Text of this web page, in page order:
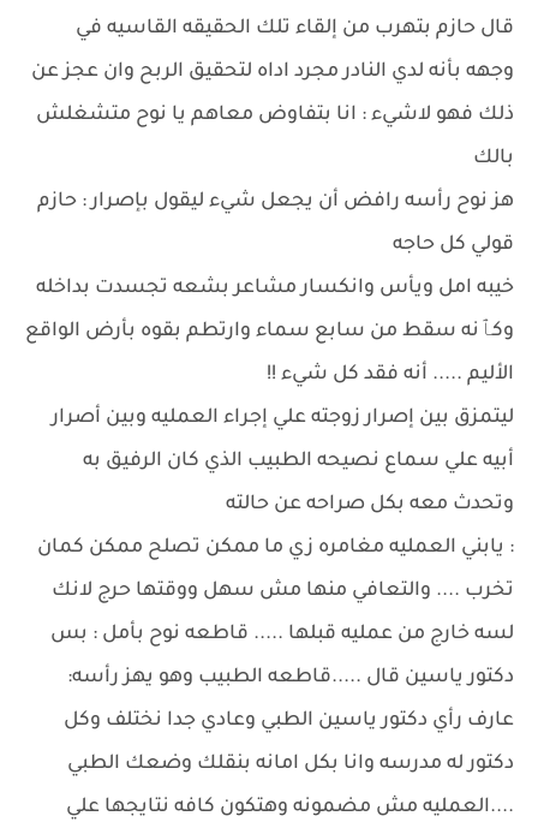
قال حازم بتهرب من إلقاء تلك الحقيقه القاسيه في
وجهه بأنه لدي النادر مجرد اداه لتحقيق الربح وان عجز عن
ذلك فهو لاشيء : انا بتفاوض معاهم يا نوح متشغلش
بالك
هز نوح رأسه رافض أن يجعل شيء ليقول بإصرار : حازم
قولي كل حاجه
خيبه امل ويأس وانكسار مشاعر بشعه تجسدت بداخله
وكٱنه سقط من سابع سماء وارتطم بقوه بأرض الواقع
الأليم ..... أنه فقد كل شيء !!
ليتمزق بين إصرار زوجته علي إجراء العمليه وبين أصرار
أبيه علي سماع نصيحه الطبيب الذي كان الرفيق به
وتحدث معه بكل صراحه عن حالته
: يابني العمليه مغامره زي ما ممكن تصلح ممكن كمان
تخرب .... والتعافي منها مش سهل ووقتها حرج لانك
لسه خارج من عمليه قبلها ..... قاطعه نوح بأمل : بس
دكتور ياسين قال .....قاطعه الطبيب وهو يهز رأسه:
عارف رأي دكتور ياسين الطبي وعادي جدا نختلف وكل
دكتور له مدرسه وانا بكل امانه بنقلك وضعك الطبي
....العمليه مش مضمونه وهتكون كافه نتايجها علي